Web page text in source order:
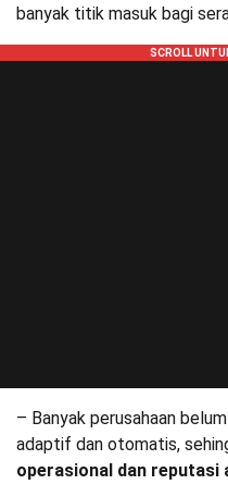
banyak titik masuk bagi
– Banyak perusahaan
adaptif dan otomatis,
operasional dan reputasi